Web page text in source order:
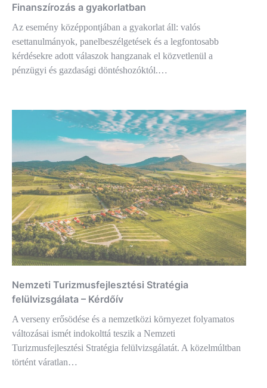
Finanszírozás a gyakorlatban
Az esemény középpontjában a gyakorlat áll: valós
esettanulmányok, panelbeszélgetések és a legfontosabb
kérdésekre adott válaszok hangzanak el közvetlenül a
pénzügyi és gazdasági döntéshozóktól.…
Nemzeti Turizmusfejlesztési Stratégia
felülvizsgálata – Kérdőív
A verseny erősödése és a nemzetközi környezet folyamatos
változásai ismét indokolttá teszik a Nemzeti
Turizmusfejlesztési Stratégia felülvizsgálatát. A közelmúltban
történt váratlan…